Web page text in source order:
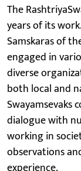
The
years of its
Samskaras of
engaged in
diverse
both local and
Swayamsevaks
dialogue with
working in
observations